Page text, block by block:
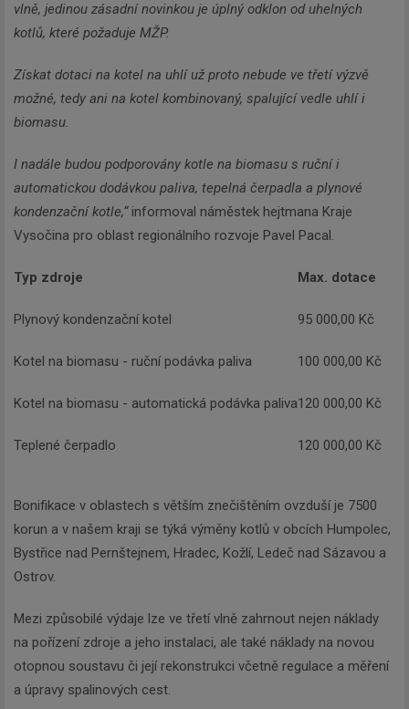
vlně, jedinou zásadní novinkou je úplný odklon od uhelných
kotlů, které požaduje MŽP.
Získat dotaci na kotel na uhlí už proto nebude ve třetí výzvě
možné, tedy ani na kotel kombinovaný, spalující vedle uhlí i
biomasu.
I nadále budou podporovány kotle na biomasu s ruční i
automatickou dodávkou paliva, tepelná čerpadla a plynové
kondenzační kotle,“informoval náměstek hejtmana Kraje
Vysočina pro oblast regionálního rozvoje Pavel Pacal.
Typ zdroje Max. dotace
Plynový kondenzační kotel 95 000,00 Kč
Kotel na biomasu - ruční podávka paliva 100 000,00 Kč
Kotel na biomasu - automatická podávka paliva120 000,00 Kč
Teplené čerpadlo 120 000,00 Kč
Bonifikace v oblastech s větším znečištěním ovzduší je 7500
korun a v našem kraji se týká výměny kotlů v obcích Humpolec,
Bystřice nad Pernštejnem, Hradec, Kožlí, Ledeč nad Sázavou a
Ostrov.
Mezi způsobilé výdaje lze ve třetí vlně zahrnout nejen náklady
na pořízení zdroje a jeho instalaci, ale také náklady na novou
otopnou soustavu či její rekonstrukci včetně regulace a měření
a úpravy spalinových cest.